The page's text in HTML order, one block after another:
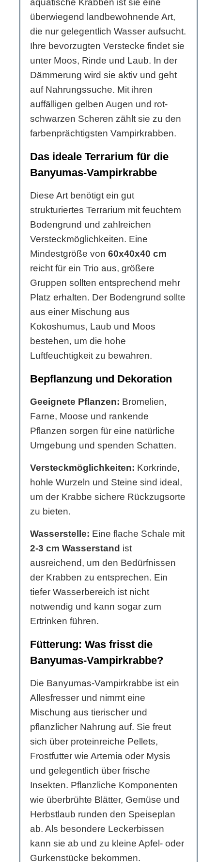
aquatische Krabben ist sie eine
überwiegend landbewohnende Art,
die nur gelegentlich Wasser aufsucht.
Ihre bevorzugten Verstecke findet sie
unter Moos, Rinde und Laub. In der
Dämmerung wird sie aktiv und geht
auf Nahrungssuche. Mit ihren
auffälligen gelben Augen und rot-
schwarzen Scheren zählt sie zu den
farbenprächtigsten Vampirkrabben.
Das ideale Terrarium für die
Banyumas-Vampirkrabbe
Diese Art benötigt ein gut
strukturiertes Terrarium mit feuchtem
Bodengrund und zahlreichen
Versteckmöglichkeiten. Eine
Mindestgröße von 60x40x40 cm
reicht für ein Trio aus, größere
Gruppen sollten entsprechend mehr
Platz erhalten. Der Bodengrund sollte
aus einer Mischung aus
Kokoshumus, Laub und Moos
bestehen, um die hohe
Luftfeuchtigkeit zu bewahren.
Bepflanzung und Dekoration
Geeignete Pflanzen: Bromelien,
Farne, Moose und rankende
Pflanzen sorgen für eine natürliche
Umgebung und spenden Schatten.
Versteckmöglichkeiten: Korkrinde,
hohle Wurzeln und Steine sind ideal,
um der Krabbe sichere Rückzugsorte
zu bieten.
Wasserstelle: Eine flache Schale mit
2-3 cm Wasserstand ist
ausreichend, um den Bedürfnissen
der Krabben zu entsprechen. Ein
tiefer Wasserbereich ist nicht
notwendig und kann sogar zum
Ertrinken führen.
Fütterung: Was frisst die
Banyumas-Vampirkrabbe?
Die Banyumas-Vampirkrabbe ist ein
Allesfresser und nimmt eine
Mischung aus tierischer und
pflanzlicher Nahrung auf. Sie freut
sich über proteinreiche Pellets,
Frostfutter wie Artemia oder Mysis
und gelegentlich über frische
Insekten. Pflanzliche Komponenten
wie überbrühte Blätter, Gemüse und
Herbstlaub runden den Speiseplan
ab. Als besondere Leckerbissen
kann sie ab und zu kleine Apfel- oder
Gurkenstücke bekommen.